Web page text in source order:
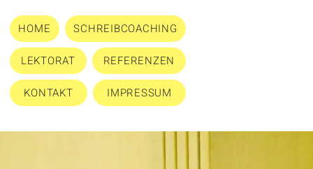
HOME SCHREIBCOACHING
LEKTORAT REFERENZEN
KONTAKT IMPRESSUM